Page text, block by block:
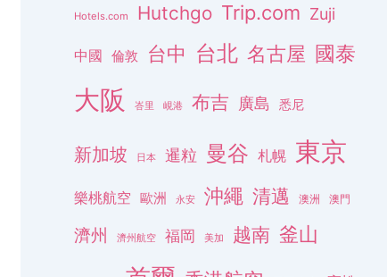
Hotels.com Hutchgo Trip.com Zuji
中國 倫敦 台中 台北 名古屋 國泰
大阪 峇里 峴港 布吉 廣島 悉尼
新加坡 日本 暹粒 曼谷 札幌 東京
樂桃航空 歐洲 永安 沖繩 清邁 澳洲 澳門
濟州 濟州航空 福岡 美加 越南 釜山